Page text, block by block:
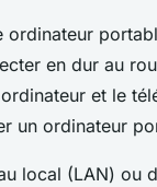
ordinateur
en dur au
et le
un ordinateur
local (LAN) ou